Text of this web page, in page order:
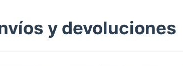
y devoluciones